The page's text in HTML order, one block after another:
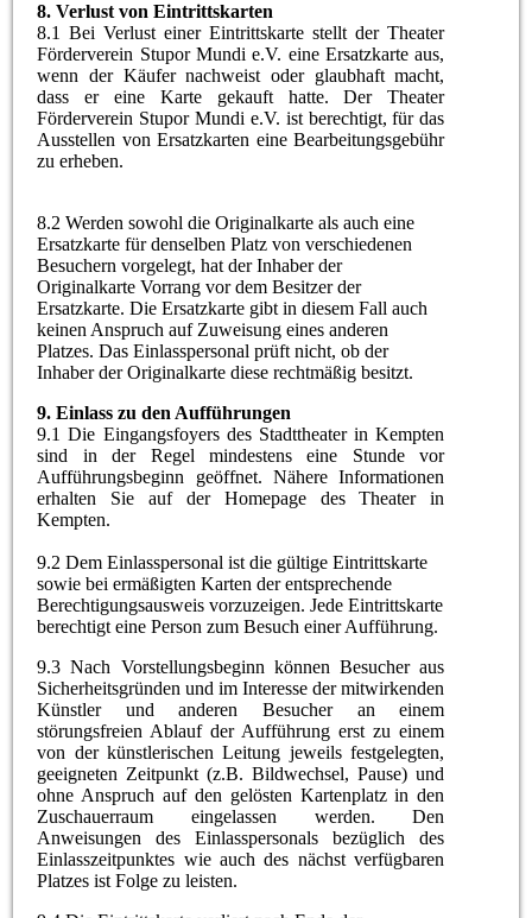
8. Verlust von Eintrittskarten
8.1 Bei Verlust einer Eintrittskarte stellt der Theater
Förderverein Stupor Mundi e.V. eine Ersatzkarte aus,
wenn der Käufer nachweist oder glaubhaft macht,
dass er eine Karte gekauft hatte. Der Theater
Förderverein Stupor Mundi e.V. ist berechtigt, für das
Ausstellen von Ersatzkarten eine Bearbeitungsgebühr
zu erheben.
8.2 Werden sowohl die Originalkarte als auch eine
Ersatzkarte für denselben Platz von verschiedenen
Besuchern vorgelegt, hat der Inhaber der
Originalkarte Vorrang vor dem Besitzer der
Ersatzkarte. Die Ersatzkarte gibt in diesem Fall auch
keinen Anspruch auf Zuweisung eines anderen
Platzes. Das Einlasspersonal prüft nicht, ob der
Inhaber der Originalkarte diese rechtmäßig besitzt.
9.Einlass zu den Aufführungen
9.1 Die Eingangsfoyers des Stadttheater in Kempten
sind in der Regel mindestens eine Stunde vor
Aufführungsbeginn geöffnet. Nähere Informationen
erhalten Sie auf der Homepage des Theater in
Kempten.
9.2 Dem Einlasspersonal ist die gültige Eintrittskarte
sowie bei ermäßigten Karten der entsprechende
Berechtigungsausweis vorzuzeigen. Jede Eintrittskarte
berechtigt eine Person zum Besuch einer Aufführung.
9.3 Nach Vorstellungsbeginn können Besucher aus
Sicherheitsgründen und im Interesse der mitwirkenden
Künstler und anderen Besucher an einem
störungsfreien Ablauf der Aufführung erst zu einem
von der künstlerischen Leitung jeweils festgelegten,
geeigneten Zeitpunkt (z.B. Bildwechsel, Pause) und
ohne Anspruch auf den gelösten Kartenplatz in den
Zuschauerraum eingelassen werden. Den
Anweisungen des Einlasspersonals bezüglich des
Einlasszeitpunktes wie auch des nächst verfügbaren
Platzes ist Folge zu leisten.